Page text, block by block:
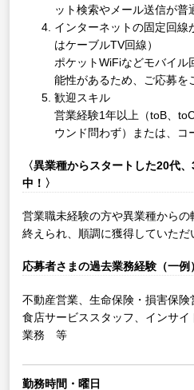
ット検索やメール送信が普
インターネットの固定回線
はケーブルTV回線）
ポケットWiFiなどモバイル
能性があるため、ご応募を
歓迎スキル
営業経験1年以上（toB、
ウンド問わず）または、コ
〈異業種からスタートした20代
中！〉
営業職未経験の方や異業種から
終えられ、順調に獲得していただ
応募者さまの過去業務経験（一例）
不動産営業、生命保険・損害保
食店サービススタッフ、インサ
業務 等
勤務時間・曜日